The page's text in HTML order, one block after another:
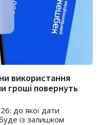
використання
гроші повернуть
до якої дати
із залишком